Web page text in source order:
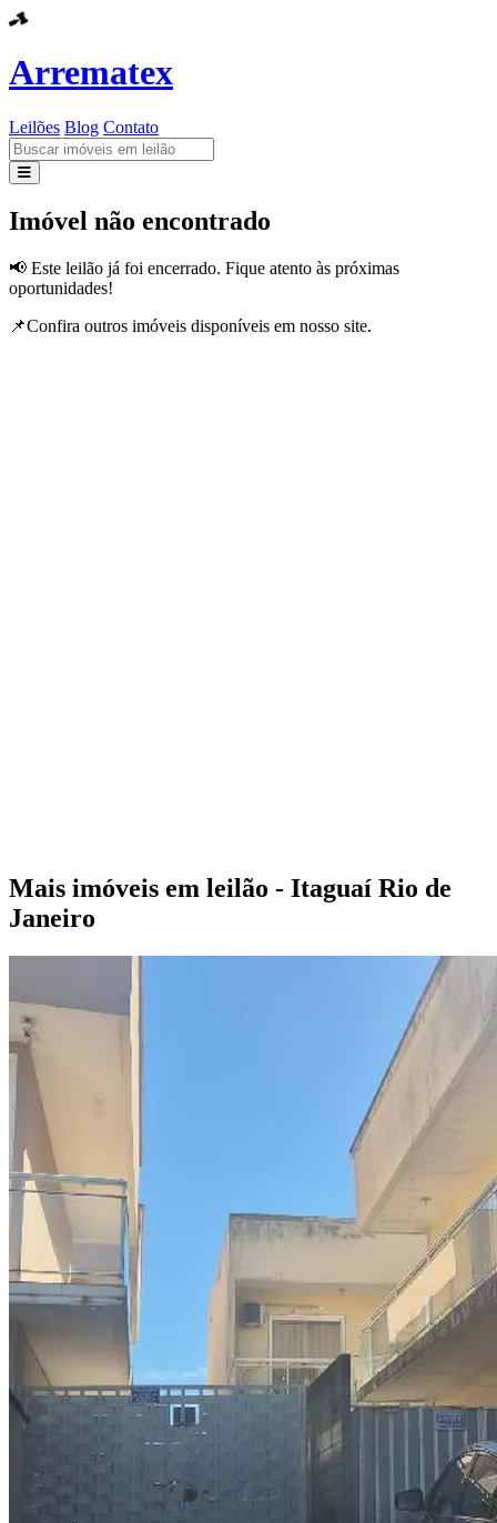
Arrematex
Leilões Blog Contato
Leilões
Imóvel não encontrado
📢 Este leilão já foi encerrado. Fique atento às próximas
oportunidades!
📌Confira outros imóveis disponíveis em nosso site.
Mais imóveis em leilão - Itaguaí Rio de
Janeiro